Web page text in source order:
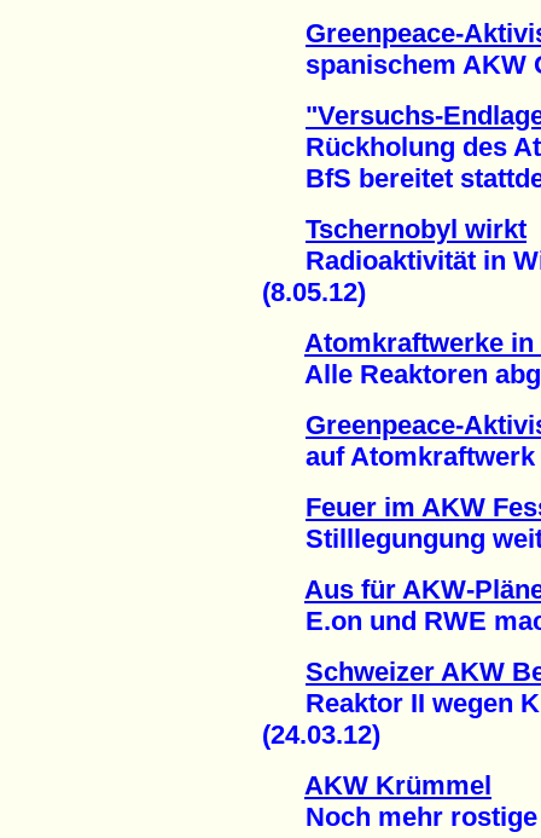
Greenpeace-
spanischem AKW
"Versuchs-
Rückholung des
BfS bereitet
Tschernobyl wirkt
Radioaktivität in
(8.05.12)
Atomkraftwerke in
Alle Reaktoren
Greenpeace-
auf Atomkraftwerk
Feuer im AKW
Stilllegungung
Aus für AKW-
E.on und RWE
Schweizer AKW
Reaktor II wegen
(24.03.12)
AKW Krümmel
Noch mehr rostige